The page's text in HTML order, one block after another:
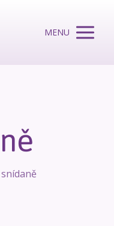
MENU